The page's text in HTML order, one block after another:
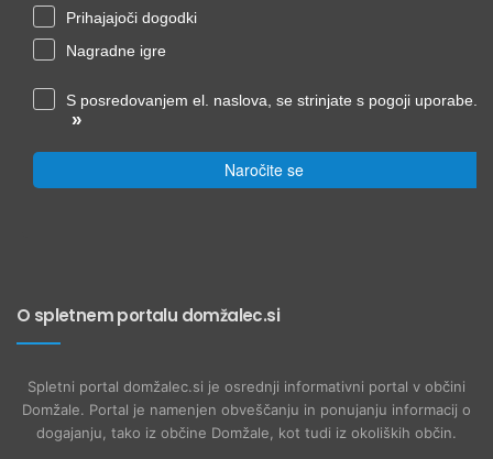
Prihajajoči dogodki
Nagradne igre
S posredovanjem el. naslova, se strinjate s pogoji uporabe.
»
Naročite se
O spletnem portalu domžalec.si
Spletni portal domžalec.si je osrednji informativni portal v občini
Domžale. Portal je namenjen obveščanju in ponujanju informacij o
dogajanju, tako iz občine Domžale, kot tudi iz okoliških občin.